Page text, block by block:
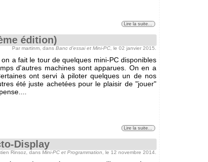
Lire la suite...
édition)
Par martinm, dans Banc d'essai et Mini-PC , le 02 janvier 2015.
a fait le tour de quelques mini-PC disponibles
d'autres machines sont apparues. On en a
ont servi à piloter quelques un de nos
été juste achetées pour le plaisir de "jouer"
Lire la suite...
Display
Rinsoz, dans Mini-PC et Programmation , le 12 novembre 2014.